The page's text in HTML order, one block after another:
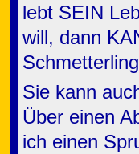
lebt SEIN
will, dann
Sie kann
Über einen
ich einen